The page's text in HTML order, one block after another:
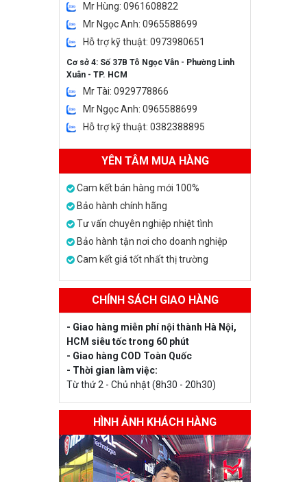
Mr Hùng: 0961608822
Mr Ngọc Anh: 0965588699
Hỗ trợ kỹ thuật: 0973980651
Cơ sở 4: Số 37B Tô Ngọc Vân - Phường Linh
Xuân - TP. HCM
Mr Tài: 0929778866
Mr Ngọc Anh: 0965588699
Hỗ trợ kỹ thuật: 0382388895
YÊN TÂM MUA HÀNG
Cam kết bán hàng mới 100%
Bảo hành chính hãng
Tư vấn chuyên nghiệp nhiệt tình
Bảo hành tận nơi cho doanh nghiệp
Cam kết giá tốt nhất thị trường
CHÍNH SÁCH GIAO HÀNG
- Giao hàng miễn phí nội thành Hà Nội,
HCM siêu tốc trong 60 phút
- Giao hàng COD Toàn Quốc
- Thời gian làm việc:
Từ thứ 2 - Chủ nhật (8h30 - 20h30)
HÌNH ẢNH KHÁCH HÀNG